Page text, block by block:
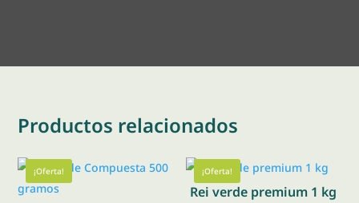
Productos relacionados
¡Oferta! ¡Oferta!
Rei verde premium 1 kg